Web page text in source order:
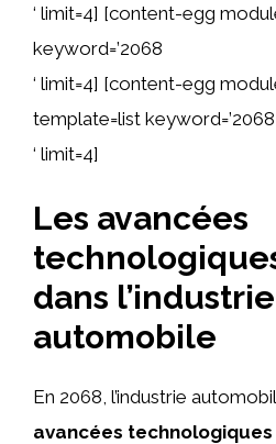
‘ limit=4] [content-egg
keyword=’2068
‘ limit=4] [content-egg
template=list keyword=’2068
‘ limit=4]
Les avancées
dans l’industrie
automobile
En 2068, l’industrie
avancées technologiques